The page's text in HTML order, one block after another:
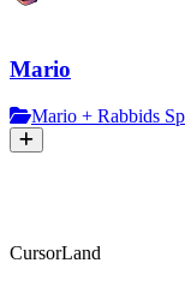
Mario
Mario + Rabbids
CursorLand